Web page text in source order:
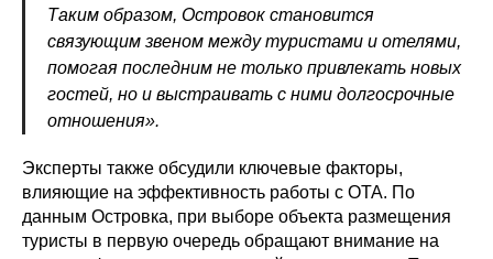
Таким образом, Островок становится
связующим звеном между туристами и отелями,
помогая последним не только привлекать новых
гостей, но и выстраивать с ними долгосрочные
отношения».
Эксперты также обсудили ключевые факторы,
влияющие на эффективность работы с OTA. По
данным Островка, при выборе объекта размещения
туристы в первую очередь обращают внимание на